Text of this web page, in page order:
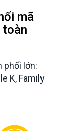
mã
toàn
phối lớn:
K, Family